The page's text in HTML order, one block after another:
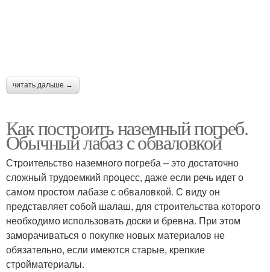
читать дальше →
Как построить наземный погреб.
Обычный лабаз с обваловкой
Строительство наземного погреба – это достаточно
сложный трудоемкий процесс, даже если речь идет о
самом простом лабазе с обваловкой. С виду он
представляет собой шалаш, для строительства которого
необходимо использовать доски и бревна. При этом
заморачиваться о покупке новых материалов не
обязательно, если имеются старые, крепкие
стройматериалы.